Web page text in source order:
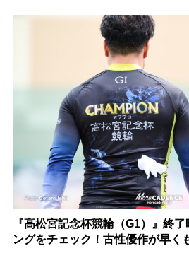
『高松宮記念杯競輪（G1）』終
ングをチェック！古性優作が早く